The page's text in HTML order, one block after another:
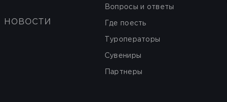
НОВОСТИ
Вопросы и ответы
Где поесть
Туроператоры
Сувениры
Партнеры